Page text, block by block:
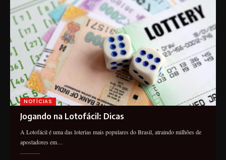
NOTÍCIAS
Jogando na Lotofácil: Dicas
A Lotofácil é uma das loterias mais populares do Brasil, atraindo milhões de
apostadores em…